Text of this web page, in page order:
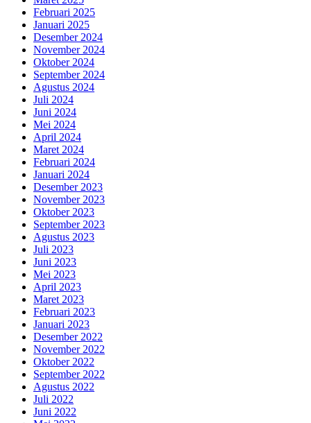
Februari 2025
Januari 2025
Desember 2024
November 2024
Oktober 2024
September 2024
Agustus 2024
Juli 2024
Juni 2024
Mei 2024
April 2024
Maret 2024
Februari 2024
Januari 2024
Desember 2023
November 2023
Oktober 2023
September 2023
Agustus 2023
Juli 2023
Juni 2023
Mei 2023
April 2023
Maret 2023
Februari 2023
Januari 2023
Desember 2022
November 2022
Oktober 2022
September 2022
Agustus 2022
Juli 2022
Juni 2022